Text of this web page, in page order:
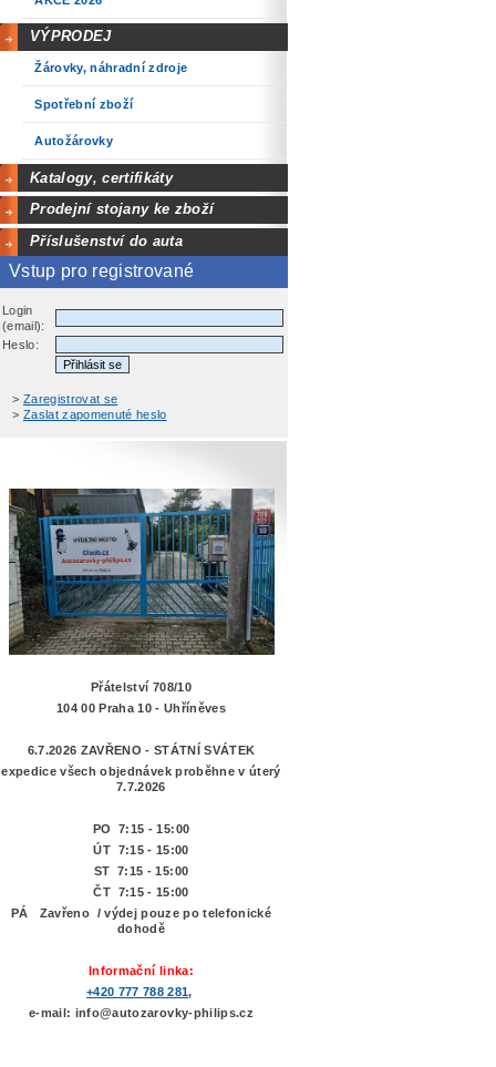
VÝPRODEJ
Žárovky, náhradní zdroje
Spotřební zboží
Autožárovky
Katalogy, certifikáty
Prodejní stojany ke zboží
Příslušenství do auta
Vstup pro registrované
Login
(email):
Heslo:
> Zaregistrovat se
> Zaslat zapomenuté heslo
Přátelství 708/10
104 00 Praha 10 - Uhříněves
6.7.2026 ZAVŘENO - STÁTNÍ SVÁTEK
expedice všech objednávek proběhne v úterý
7.7.2026
PO 7:15 - 15:00
ÚT 7:15 - 15:00
ST 7:15 - 15:00
ČT 7:15 - 15:00
PÁ Zavřeno / výdej pouze po telefonické
dohodě
Informační linka:
+420 777 788 281,
e-mail: info@autozarovky-philips.cz